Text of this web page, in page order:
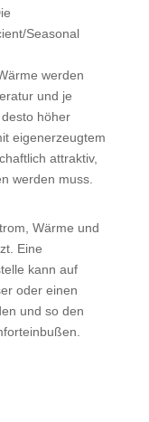
Seasonal
werden
und je
höher
eigenerzeugtem
attraktiv,
werden muss.
Wärme und
Eine
kann auf
oder einen
und so den